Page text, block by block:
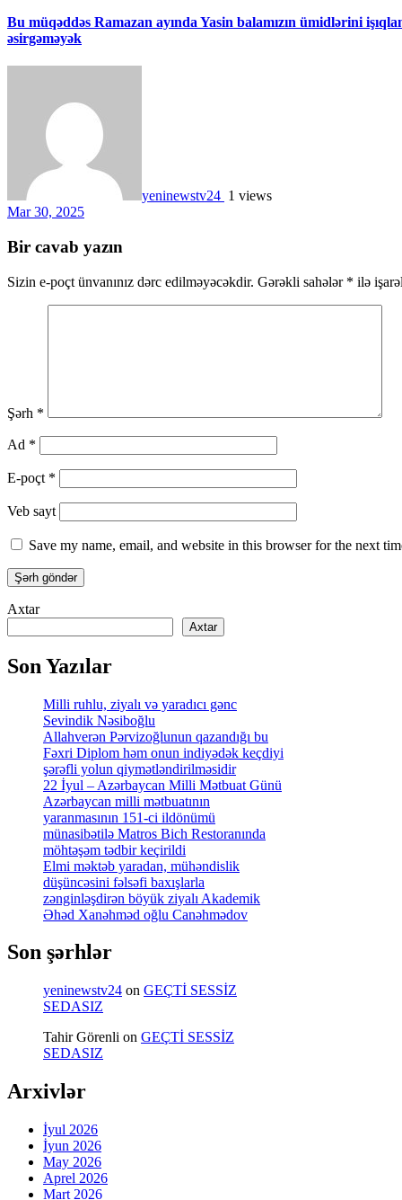
Bu müqəddəs Ramazan ayında Yasin balamızın ümidlərini
əsirgəməyək
yeninewstv24 1 views
Mar 30, 2025
Bir cavab yazın
Sizin e-poçt ünvanınız dərc edilməyəcəkdir. Gərəkli sahələr * ilə
Şərh *
Ad *
E-poçt *
Veb sayt
Save my name, email, and website in this browser for the next
Axtar
Axtar
Son Yazılar
Milli ruhlu, ziyalı və yaradıcı gənc
Sevindik Nəsiboğlu
Allahverən Pərvizoğlunun qazandığı bu
Fəxri Diplom həm onun indiyədək keçdiyi
şərəfli yolun qiymətləndirilməsidir
22 İyul – Azərbaycan Milli Mətbuat Günü
Azərbaycan milli mətbuatının
yaranmasının 151-ci ildönümü
münasibətilə Matros Bich Restoranında
möhtəşəm tədbir keçirildi
Elmi məktəb yaradan, mühəndislik
düşüncəsini fəlsəfi baxışlarla
zənginləşdirən böyük ziyalı Akademik
Əhəd Xanəhməd oğlu Canəhmədov
Son şərhlər
yeninewstv24 on GEÇTİ SESSİZ
SEDASIZ
Tahir Görenli on GEÇTİ SESSİZ
SEDASIZ
Arxivlər
İyul 2026
İyun 2026
May 2026
Aprel 2026
Mart 2026